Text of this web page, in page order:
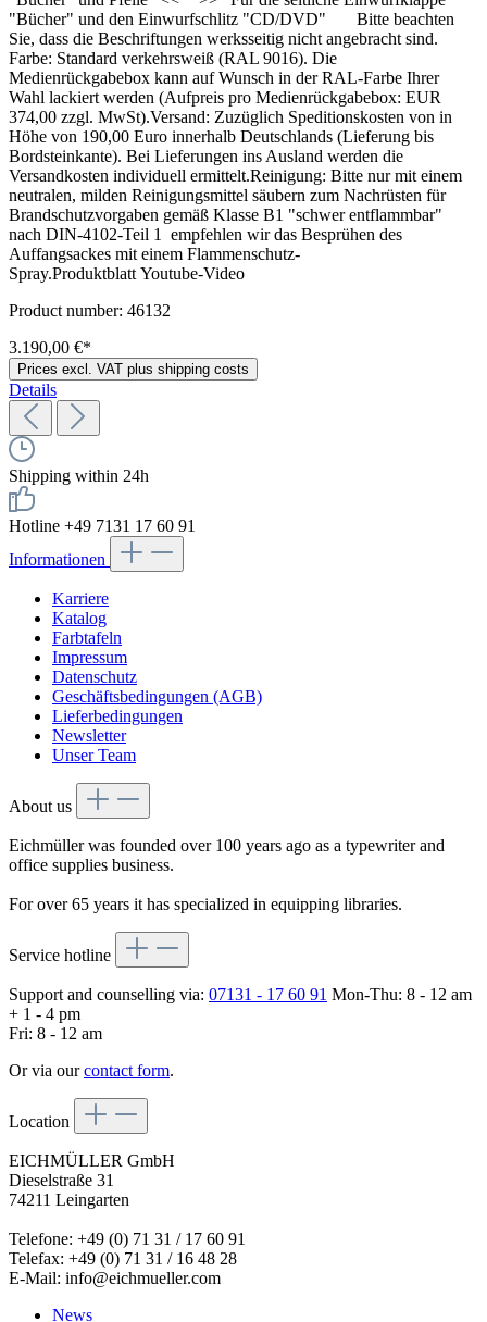
"Bücher" und den Einwurfschlitz "CD/DVD" Bitte beachten
Sie, dass die Beschriftungen werksseitig nicht angebracht sind.
Farbe: Standard verkehrsweiß (RAL 9016). Die
Medienrückgabebox kann auf Wunsch in der RAL-Farbe Ihrer
Wahl lackiert werden (Aufpreis pro Medienrückgabebox: EUR
374,00 zzgl. MwSt).Versand: Zuzüglich Speditionskosten von in
Höhe von 190,00 Euro innerhalb Deutschlands (Lieferung bis
Bordsteinkante). Bei Lieferungen ins Ausland werden die
Versandkosten individuell ermittelt.Reinigung: Bitte nur mit einem
neutralen, milden Reinigungsmittel säubern zum Nachrüsten für
Brandschutzvorgaben gemäß Klasse B1 "schwer entflammbar"
nach DIN-4102-Teil 1 empfehlen wir das Besprühen des
Auffangsackes mit einem Flammenschutz-
Spray.Produktblatt Youtube-Video
Product number: 46132
3.190,00 €*
Prices excl. VAT plus shipping costs
Details
Shipping within 24h
Hotline +49 7131 17 60 91
Informationen
Karriere
Katalog
Farbtafeln
Impressum
Datenschutz
Geschäftsbedingungen (AGB)
Lieferbedingungen
Newsletter
Unser Team
About us
Eichmüller was founded over 100 years ago as a typewriter and
office supplies business.
For over 65 years it has specialized in equipping libraries.
Service hotline
Support and counselling via: 07131 - 17 60 91 Mon-Thu: 8 - 12 am
+ 1 - 4 pm
Fri: 8 - 12 am
Or via ourcontact form.
Location
EICHMÜLLER GmbH
Dieselstraße 31
74211 Leingarten
Telefone: +49 (0) 71 31 / 17 60 91
Telefax: +49 (0) 71 31 / 16 48 28
E-Mail: info@eichmueller.com
News